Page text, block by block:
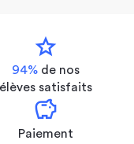
star
94% de nos
élèves satisfaits
savings
Paiement